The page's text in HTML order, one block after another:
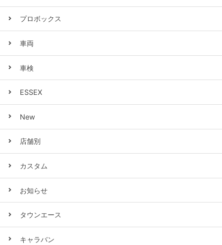
プロボックス
車両
車検
ESSEX
New
店舗別
カスタム
お知らせ
タウンエース
キャラバン